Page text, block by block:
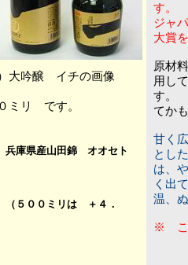
庫県産山田錦 オオセト
５００ミリは ＋４．
す。
ジャ
大賞
原材
用し
す。
てか
甘く
とし
は、
く出
温、
※ こ
大吟醸 イチの画像
ミリ です。